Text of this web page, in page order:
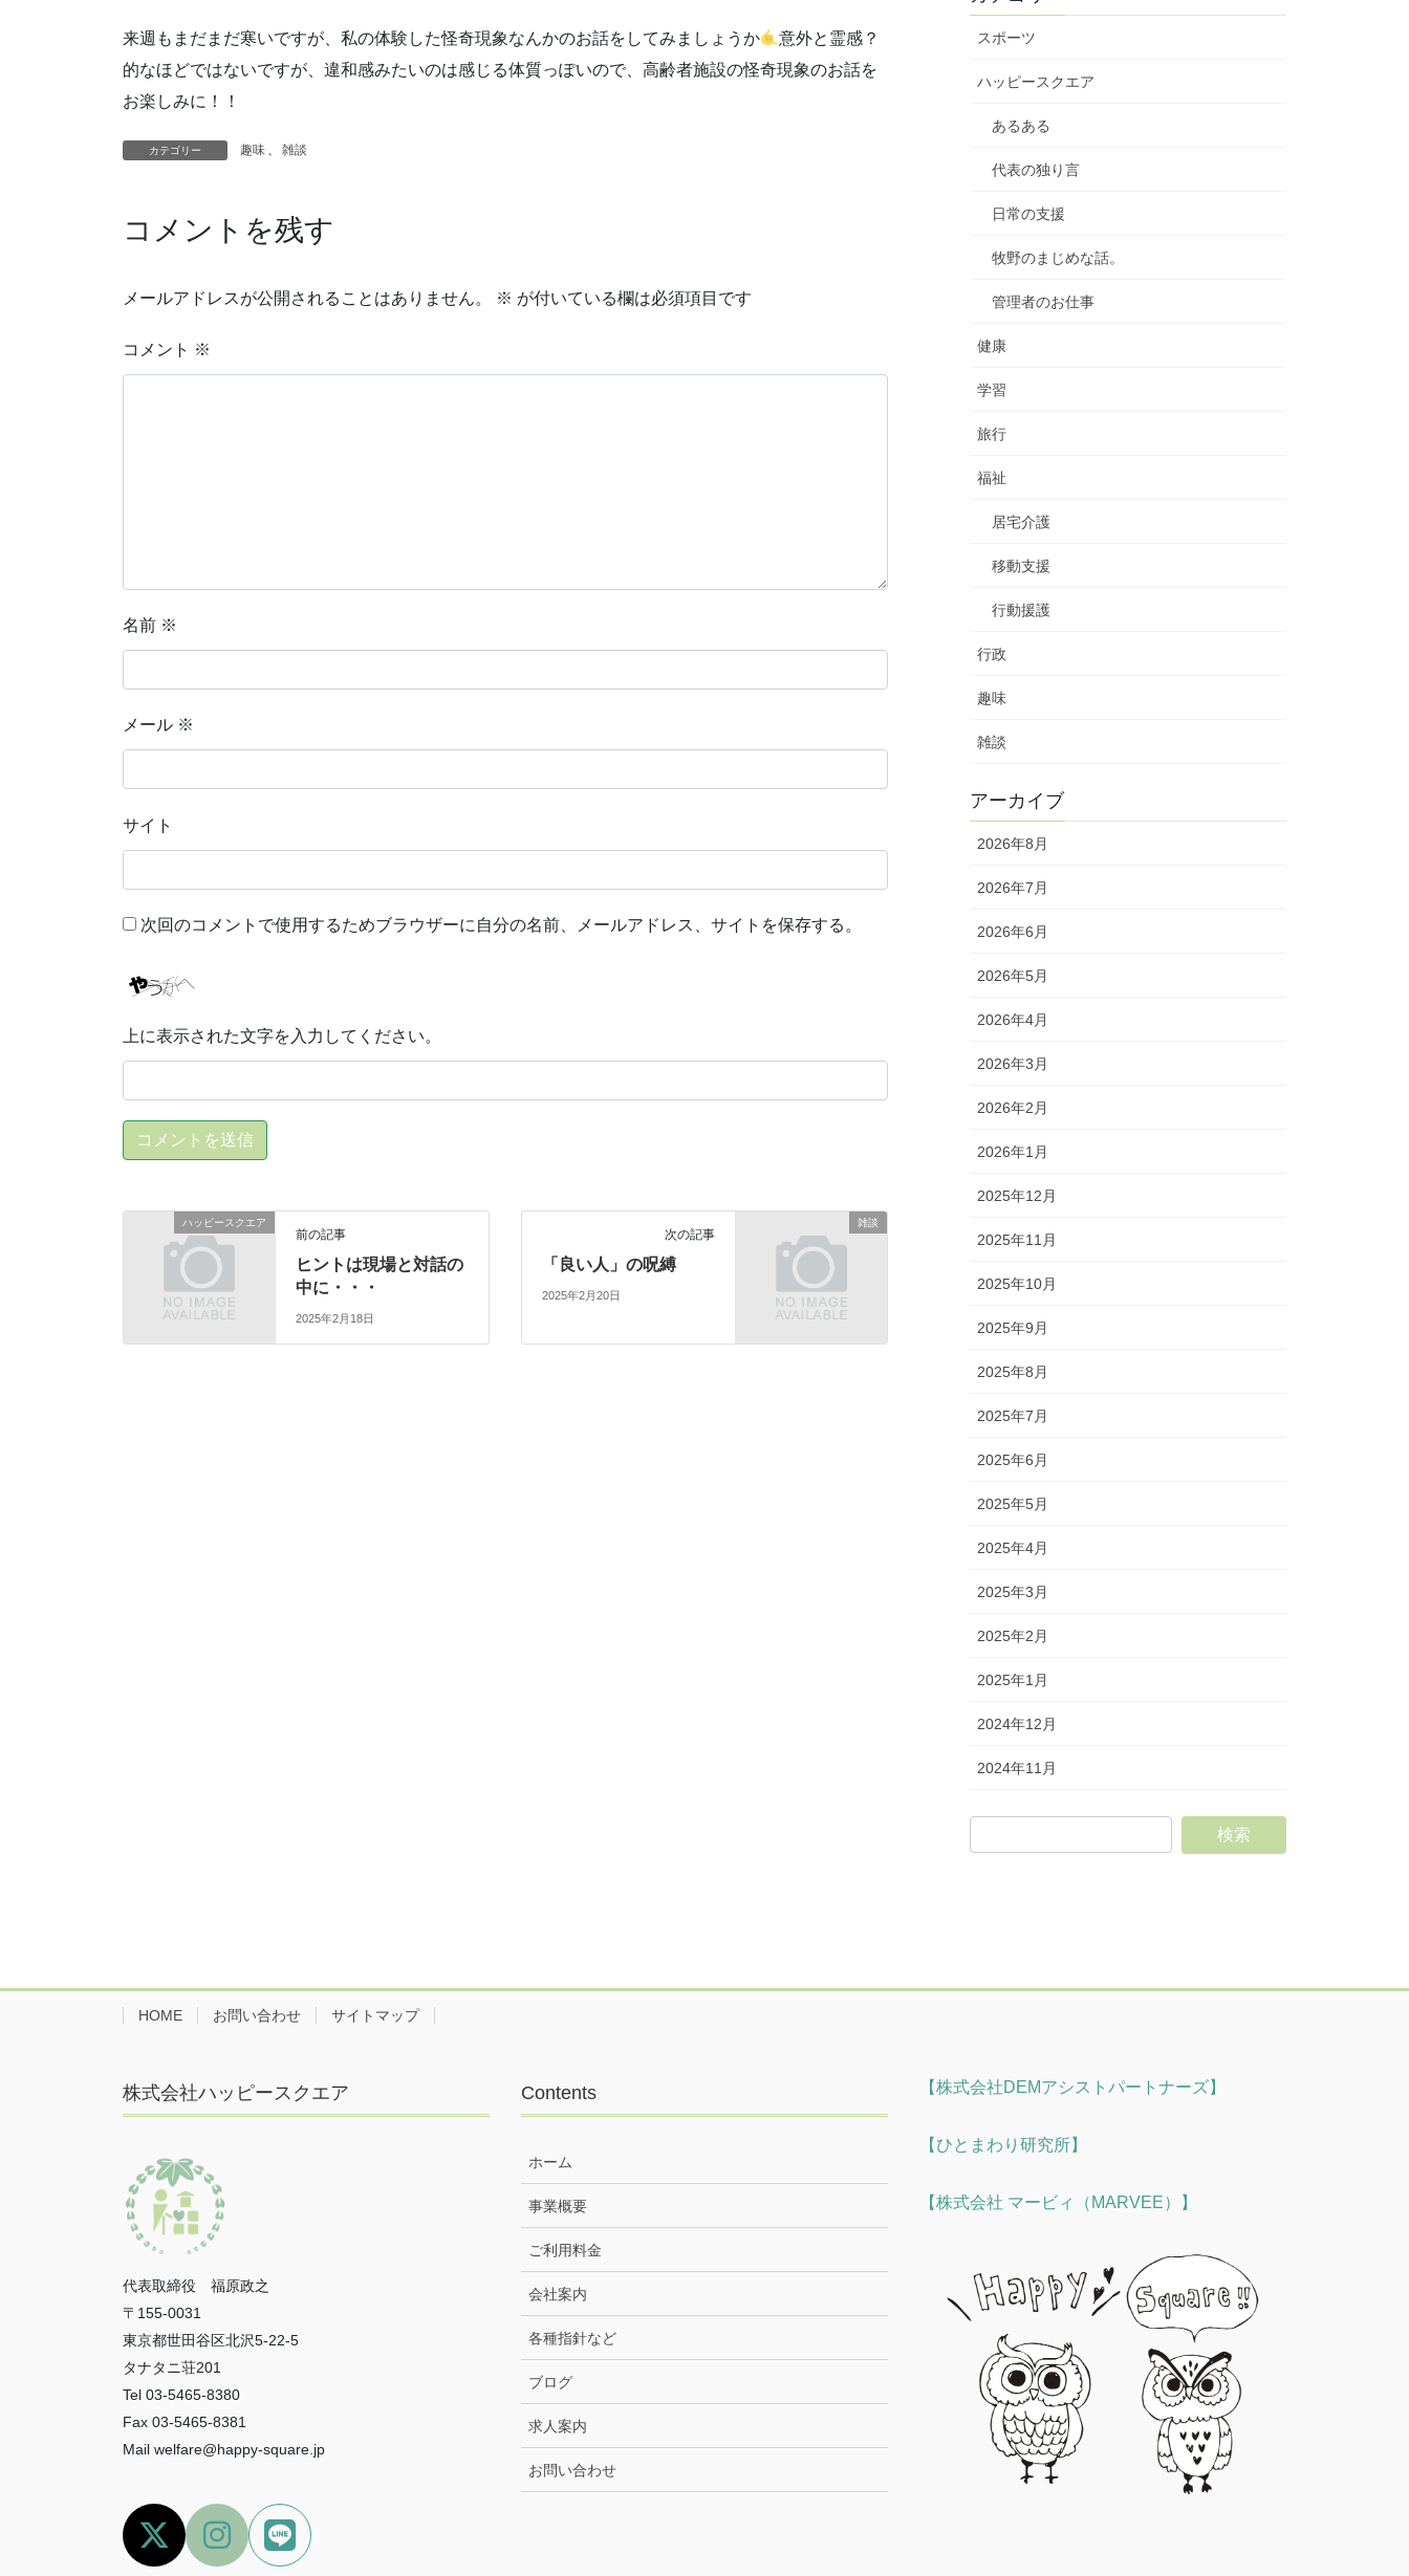
来週もまだまだ寒いですが、私の体験した怪奇現象なんかのお話をしてみましょうか
意外と霊感？
的なほどではないですが、違和感みたいのは感じる体質っぽいので、高齢者施設の怪奇現象のお話を
お楽しみに！！
カテゴリー 趣味 、 雑談
コメントを残す
メールアドレスが公開されることはありません。 ※ が付いている欄は必須項目です
コメント ※
名前 ※
メール ※
サイト
次回のコメントで使用するためブラウザーに自分の名前、メールアドレス、サイトを保存する。
上に表示された文字を入力してください。
ハッピースクエア
前の記事
ヒントは現場と対話の
中に・・・
2025年2月18日
雑談
次の記事
「良い人」の呪縛
2025年2月20日
スポーツ
ハッピースクエア
あるある
代表の独り言
日常の支援
牧野のまじめな話。
管理者のお仕事
健康
学習
旅行
福祉
居宅介護
移動支援
行動援護
行政
趣味
雑談
アーカイブ
2026年8月
2026年7月
2026年6月
2026年5月
2026年4月
2026年3月
2026年2月
2026年1月
2025年12月
2025年11月
2025年10月
2025年9月
2025年8月
2025年7月
2025年6月
2025年5月
2025年4月
2025年3月
2025年2月
2025年1月
2024年12月
2024年11月
HOME お問い合わせ サイトマップ
株式会社ハッピースクエア
代表取締役 福原政之
〒155-0031
東京都世田谷区北沢5-22-5
タナタニ荘201
Tel 03-5465-8380
Fax 03-5465-8381
Mail welfare@happy-square.jp
Contents
ホーム
事業概要
ご利用料金
会社案内
各種指針など
ブログ
求人案内
お問い合わせ
【株式会社DEMアシストパートナーズ】
【ひとまわり研究所】
【株式会社 マービィ（MARVEE）】